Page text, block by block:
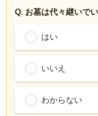
Q. お墓は代々継いで
はい
いいえ
わからない